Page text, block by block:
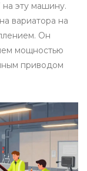
эту машину.
вариатора на
Он
мощностью
приводом